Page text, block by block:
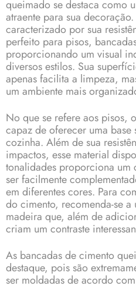
queimado se destaca como
atraente para sua
caracterizado por sua
perfeito para pisos,
proporcionando um visual
diversos estilos. Sua
apenas facilita a limpeza,
um ambiente mais
No que se refere aos pisos,
capaz de oferecer uma
cozinha. Além de sua
impactos, esse material
tonalidades proporciona um
ser facilmente
em diferentes cores. Para
do cimento, recomenda-se
madeira que, além de
criam um contraste
As bancadas de cimento
destaque, pois são
ser moldadas de acordo